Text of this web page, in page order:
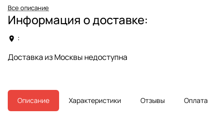
Все описание
Информация о доставке:
:
Доставка из Москвы недоступна
Описание Характеристики Отзывы Оплата